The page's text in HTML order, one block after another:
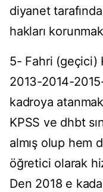
diyanet
hakları
5- Fahri (geçici)
2013-2014-
kadroya
KPSS ve dhbt
almış olup hem
öğretici olarak
Den 2018 e